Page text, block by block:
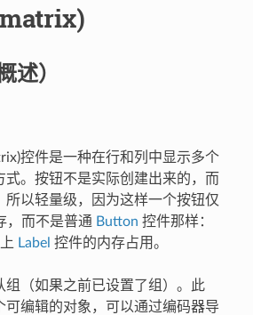
）
控件是一种在行和列中显示多个
式。按钮不是实际创建出来的，而
所以轻量级，因为这样一个按钮仅
，而不是普通 Button 控件那样：
Label 控件的内存占用。
组（如果之前已设置了组）。此
可编辑的对象，可以通过编码器导